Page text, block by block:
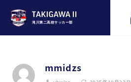
滝川第二高校サッカー部
mmidzs